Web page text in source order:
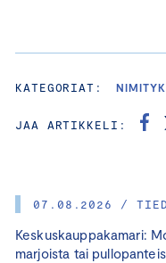
07.08.2026 /
Keskuskauppakamari:
marjoista tai
KATEGORIAT:
JAA ARTIKKELI: